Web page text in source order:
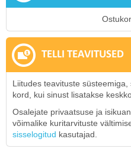
TELLI TEAVITUSED
Liitudes teavituste
kord, kui sinust lisatakse
Osalejate privaatsuse ja
võimalike kuritarvituste
sisselogitud kasutajad.